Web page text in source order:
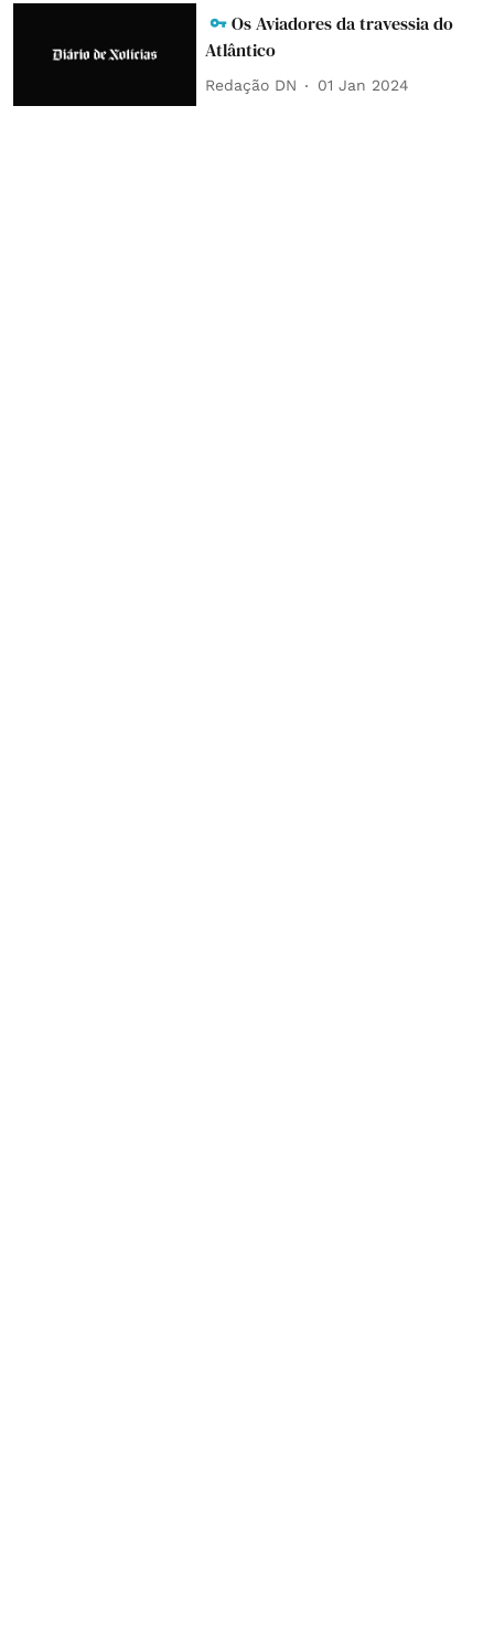
Os Aviadores da travessia do
Atlântico
Redação DN 01 Jan 2024